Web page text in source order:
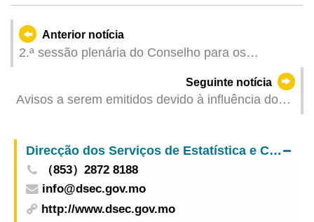
Anterior notícia
2.ª sessão plenária do Conselho para os
Seguinte notícia
Avisos a serem emitidos devido à influência do
2024-10-25 11:00)
Direcção dos Serviços de Estatística e Censos
（853）2872 8188
info@dsec.gov.mo
http://www.dsec.gov.mo